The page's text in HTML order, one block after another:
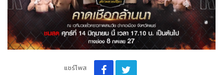
แชร์โพส